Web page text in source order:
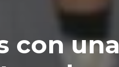
con una